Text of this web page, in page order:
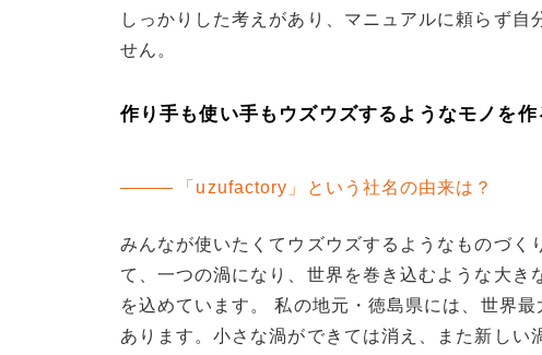
しっかりした考えがあり、マニュアルに頼らず
せん。
作り手も使い手もウズウズするようなモノを作
「uzufactory」という社名の由来は？
みんなが使いたくてウズウズするようなものづく
て、一つの渦になり、世界を巻き込むような大き
を込めています。 私の地元・徳島県には、世界
あります。小さな渦ができては消え、また新しい